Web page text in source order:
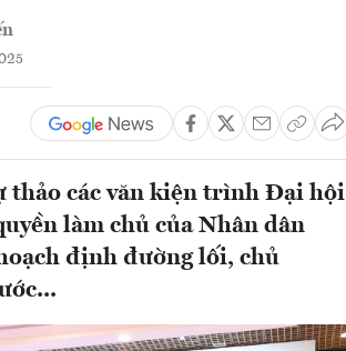
thảo các văn kiện trình Đại hội
làm chủ của Nhân dân
định đường lối, chủ